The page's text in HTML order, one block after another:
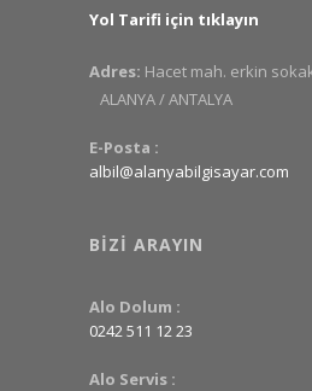
Yol Tarifi için tıklayın
Adres: Hacet mah. erkin
ALANYA / ANTALYA
E-Posta :
albil@alanyabilgisayar.com
BIZI ARAYIN
Alo Dolum :
0242 511 12 23
Alo Servis :